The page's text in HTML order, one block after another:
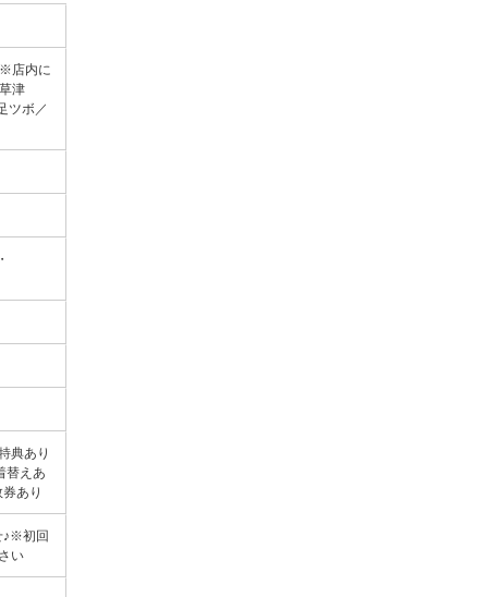
※店内に
津
ツボ／
典あり
替えあ
あり
♪※初回
い